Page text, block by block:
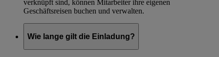
verknüpft sind, können Mitarbeiter ihre eigenen
Geschäftsreisen buchen und verwalten.
Wie lange gilt die Einladung?